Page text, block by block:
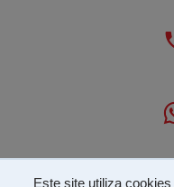
Este site utiliza